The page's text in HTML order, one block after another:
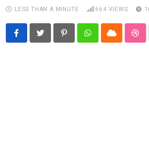
LESS THAN A MINUTE
664 VIEWS
PinterestWhatsappCloud